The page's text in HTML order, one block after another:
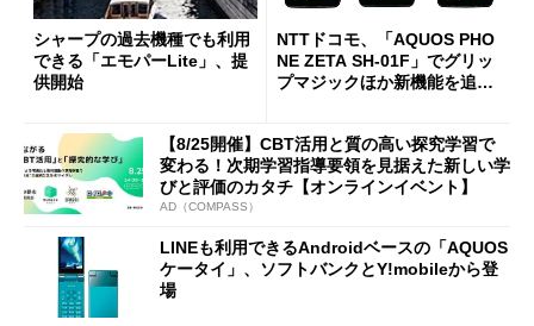
シャープの過去機種でも利用
できる「エモパーLite」、提
供開始
NTTドコモ、「AQUOS PHO
NE ZETA SH-01F」でグリッ
プマジックほか新機能を追加
【8/25開催】CBT活用と質の高い探究学習で
変わる！次期学習指導要領を見据えた新しい学
びと評価のカタチ【オンラインイベント】
AD（COMPASS）
LINEも利用できるAndroidベースの「AQUOS
ケータイ」、ソフトバンクとY!mobileから登
場